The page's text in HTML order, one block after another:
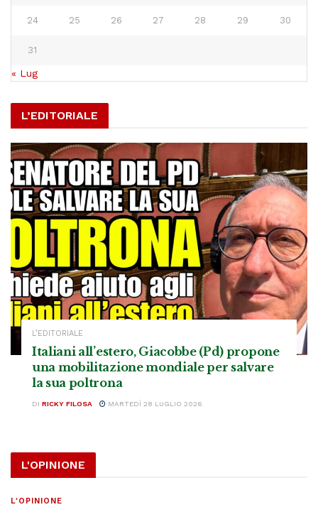
24 25 26 27 28 29 30
31
« Lug
L’EDITORIALE
L’EDITORIALE
Italiani all’estero, Giacobbe (Pd) propone
una mobilitazione mondiale per salvare
la sua poltrona
DI RICKY FILOSA MARTEDÌ 28 LUGLIO 2026
L'OPINIONE
L'OPINIONE